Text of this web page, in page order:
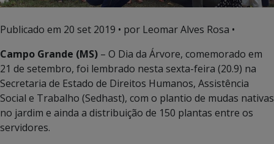
Publicado em 20 set 2019 • por Leomar Alves Rosa •
Campo Grande (MS) – O Dia da Árvore, comemorado em
21 de setembro, foi lembrado nesta sexta-feira (20.9) na
Secretaria de Estado de Direitos Humanos, Assistência
Social e Trabalho (Sedhast), com o plantio de mudas nativas
no jardim e ainda a distribuição de 150 plantas entre os
servidores.